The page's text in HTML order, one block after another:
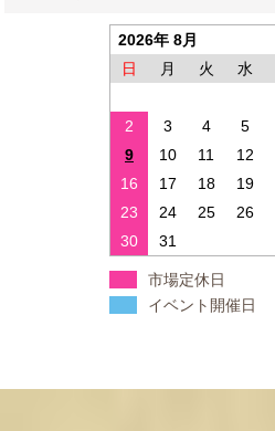
2026年 8月
日
月 火 水
2
3 4 5
9
10 11 12
16
17 18 19
23
24 25 26
30
31
市場定休日
イベント開催日